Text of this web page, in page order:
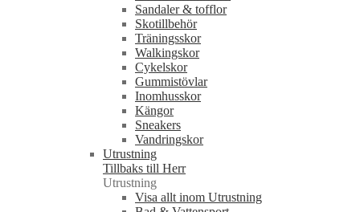
Sandaler & tofflor
Skotillbehör
Träningsskor
Walkingskor
Cykelskor
Gummistövlar
Inomhusskor
Kängor
Sneakers
Vandringskor
Utrustning
Tillbaks till Herr
Utrustning
Visa allt inom Utrustning